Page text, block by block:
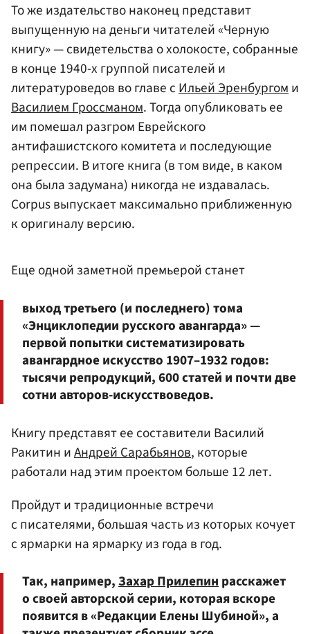
То же издательство наконец представит
выпущенную на деньги читателей «Черную
книгу» — свидетельства о холокосте, собранные
в конце 1940-х группой писателей и
литературоведов во главе сИльей Эренбургоми
Василием Гроссманом. Тогда опубликовать ее
им помешал разгром Еврейского
антифашистского комитета и последующие
репрессии. В итоге книга (в том виде, в каком
она была задумана) никогда не издавалась.
Corpus выпускает максимально приближенную
к оригиналу версию.
Еще одной заметной премьерой станет
выход третьего (и последнего) тома
«Энциклопедии русского авангарда» —
первой попытки систематизировать
авангардное искусство 1907–1932 годов:
тысячи репродукций, 600 статей и почти две
сотни авторов-искусствоведов.
Книгу представят ее составители Василий
Ракитин иАндрей Сарабьянов, которые
работали над этим проектом больше 12 лет.
Пройдут и традиционные встречи
с писателями, большая часть из которых кочует
с ярмарки на ярмарку из года в год.
Так, например,Захар Прилепинрасскажет
о своей авторской серии, которая вскоре
появится в «Редакции Елены Шубиной», а